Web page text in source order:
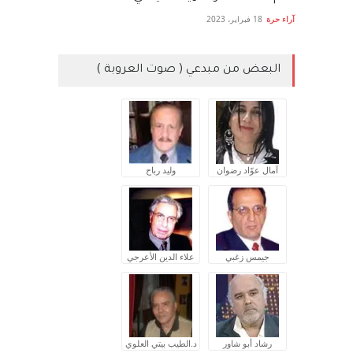
آراء حرة 18 فبراير، 2023
البعض من مبدعي ( صوت العروبة )
آمال عوّاد رضوان وليد رباح
جيمس زغبي علاء الدين الأعرجي
رشاد أبو شاور د.الطيب بيتي العلوي